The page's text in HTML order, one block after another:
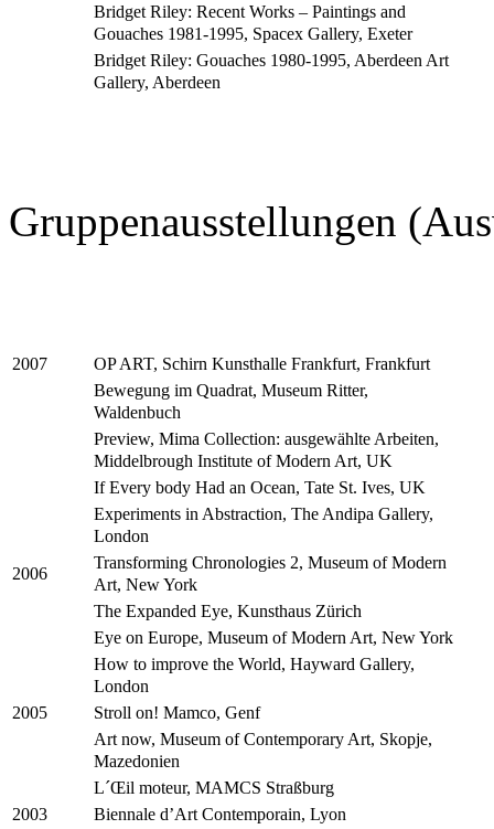
Bridget Riley: Recent Works – Paintings and
Gouaches 1981-1995, Spacex Gallery, Exeter
Bridget Riley: Gouaches 1980-1995, Aberdeen Art
Gallery, Aberdeen
Gruppenausstellungen
2007
OP ART, Schirn Kunsthalle Frankfurt, Frankfurt
Bewegung im Quadrat, Museum Ritter,
Waldenbuch
Preview, Mima Collection: ausgewählte Arbeiten,
Middelbrough Institute of Modern Art, UK
If Every body Had an Ocean, Tate St. Ives, UK
Experiments in Abstraction, The Andipa Gallery,
London
2006
Transforming Chronologies 2, Museum of Modern
Art, New York
The Expanded Eye, Kunsthaus Zürich
Eye on Europe, Museum of Modern Art, New York
How to improve the World, Hayward Gallery,
London
2005
Stroll on! Mamco, Genf
Art now, Museum of Contemporary Art, Skopje,
Mazedonien
L´Œil moteur, MAMCS Straßburg
2003 Biennale d’Art Contemporain, Lyon